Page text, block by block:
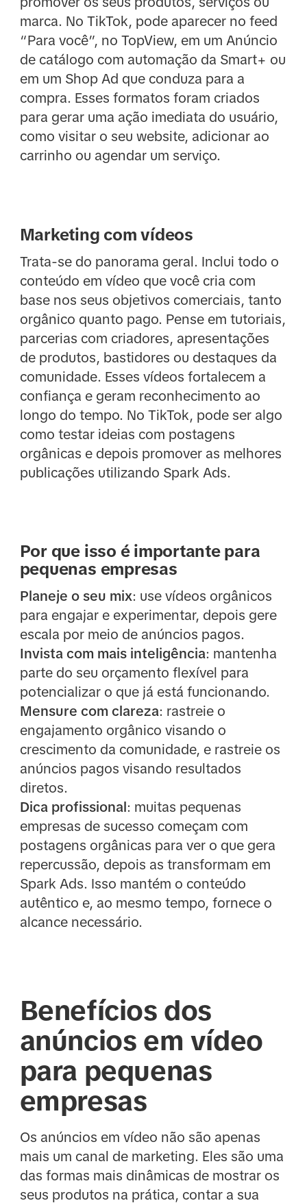
marca. No TikTok, pode aparecer no feed
“Para você”, no TopView, em um Anúncio
de catálogo com automação da Smart+ ou
em um Shop Ad que conduza para a
compra. Esses formatos foram criados
para gerar uma ação imediata do usuário,
como visitar o seu website, adicionar ao
carrinho ou agendar um serviço.
Marketing com vídeos
Trata-se do panorama geral. Inclui todo o
conteúdo em vídeo que você cria com
base nos seus objetivos comerciais, tanto
orgânico quanto pago. Pense em tutoriais,
parcerias com criadores, apresentações
de produtos, bastidores ou destaques da
comunidade. Esses vídeos fortalecem a
confiança e geram reconhecimento ao
longo do tempo. No TikTok, pode ser algo
como testar ideias com postagens
orgânicas e depois promover as melhores
publicações utilizando Spark Ads.
Por que isso é importante para
pequenas empresas
Planeje o seu mix: use vídeos orgânicos
para engajar e experimentar, depois gere
escala por meio de anúncios pagos.
Invista com mais inteligência: mantenha
parte do seu orçamento flexível para
potencializar o que já está funcionando.
Mensure com clareza: rastreie o
engajamento orgânico visando o
crescimento da comunidade, e rastreie os
anúncios pagos visando resultados
diretos.
Dica profissional : muitas pequenas
empresas de sucesso começam com
postagens orgânicas para ver o que gera
repercussão, depois as transformam em
Spark Ads. Isso mantém o conteúdo
autêntico e, ao mesmo tempo, fornece o
alcance necessário.
Benefícios dos
anúncios em vídeo
para pequenas
empresas
Os anúncios em vídeo não são apenas
mais um canal de marketing. Eles são uma
das formas mais dinâmicas de mostrar os
seus produtos na prática, contar a sua